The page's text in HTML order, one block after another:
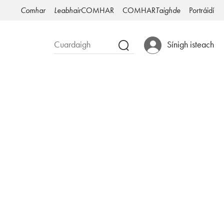
Comhar LeabhairCOMHAR COMHARTaighde Portráidí
Sínigh isteach